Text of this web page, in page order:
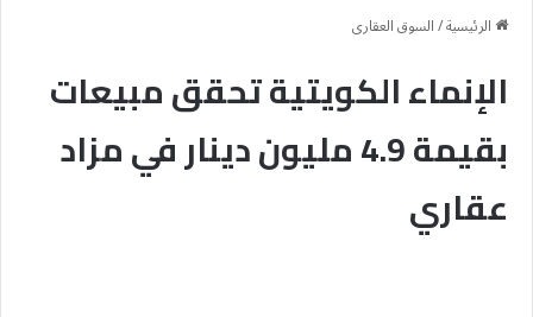
الرئيسية/السوق العقارى
الإنماء الكويتية تحقق مبيعات
بقيمة 4.9 مليون دينار في مزاد
عقاري